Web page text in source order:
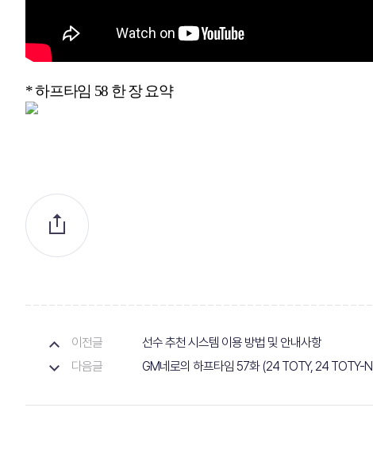
*하프타임 58 한 장 요약
이전글
선수 추천 시스템 이용 방법 및 안내사항
다음글
GM네로의 하프타임 57화 (24 TOTY, 24 TOTY-